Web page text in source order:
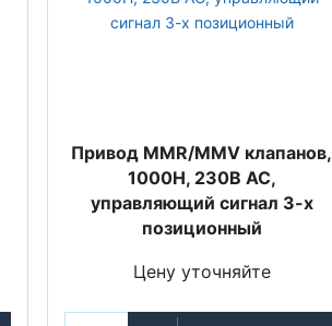
Привод MMR/MMV клапанов,
1000Н, 230В АС,
управляющий сигнал 3-х
позиционный
Цену уточняйте